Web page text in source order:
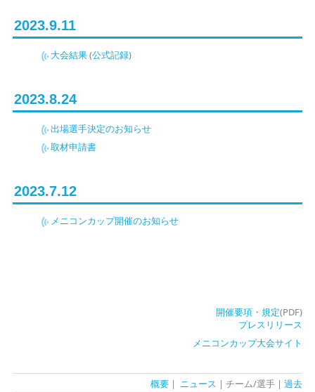
2023.9.11
大会結果(公式記録)
2023.8.24
出場選手決定のお知らせ
取材申請書
2023.7.12
メニコンカップ開催のお知らせ
開催要項・規定(PDF)
プレスリリース
メニコンカップ大会サイト
概要| ニュース | チーム/選手 | 過去